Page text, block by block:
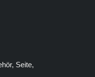
Seite,